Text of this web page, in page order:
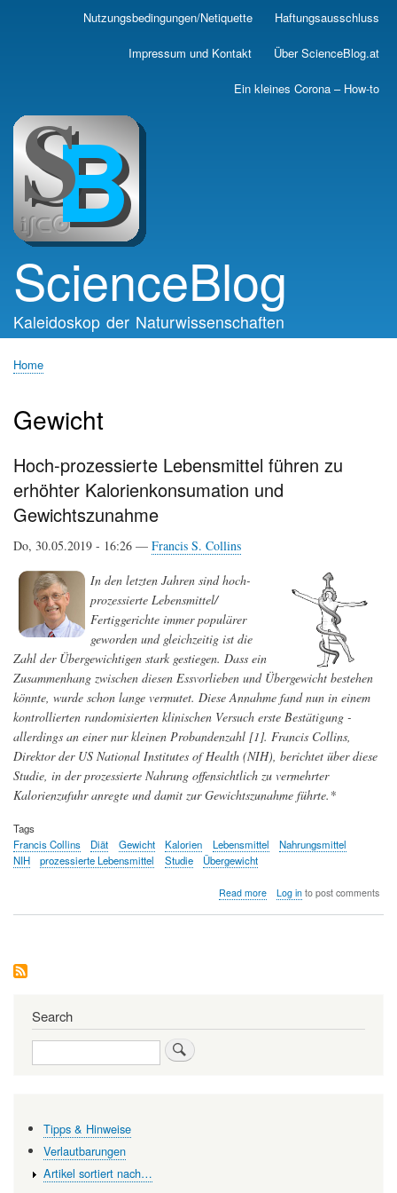
Skip
main
Nutzungsbedingungen/Netiquette Haftungsausschluss
Impressum und Kontakt Über ScienceBlog.at
Ein kleines Corona – How-to
ScienceBlog
Kaleidoskop der Naturwissenschaften
Home
Gewicht
Hoch-prozessierte Lebensmittel führen zu
erhöhter Kalorienkonsumation und
Gewichtszunahme
Do, 30.05.2019 - 16:26 — Francis S. Collins
In den letzten Jahren sind hoch-
prozessierte Lebensmittel/
Fertiggerichte immer populärer
geworden und gleichzeitig ist die
Zahl der Übergewichtigen stark gestiegen. Dass ein
Zusammenhang zwischen diesen Essvorlieben und Übergewicht bestehen
könnte, wurde schon lange vermutet. Diese Annahme fand nun in einem
kontrollierten randomisierten klinischen Versuch erste Bestätigung -
allerdings an einer nur kleinen Probandenzahl [1]. Francis Collins,
Direktor der US National Institutes of Health (NIH), berichtet über diese
Studie, in der prozessierte Nahrung offensichtlich zu vermehrter
Kalorienzufuhr anregte und damit zur Gewichtszunahme führte.*
Tags
Francis Collins
Diät Gewicht Kalorien Lebensmittel
Nahrungsmittel
NIH
prozessierte Lebensmittel Studie Übergewicht
Read moreabout
Gewichtszunahme
Log into post comments
Search
Search
Tipps & Hinweise
Verlautbarungen
Artikel sortiert nach…